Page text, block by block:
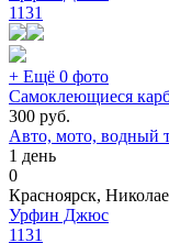
1131
+ Ещё 0 фото
Самоклеющиеся
300 руб.
Авто, мото, водный
1 день
0
Красноярск,
Урфин Джюс
1131